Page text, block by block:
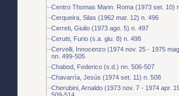
Centro Thomas Mann. Roma (1973 set. 10)
Cerqueira, Silas (1962 mar. 12) n. 496
Cerreti, Giulio (1973 ago. 5) n. 497
Cerutti, Furio (s.a. giu. 8) n. 498
Cervelli, Innocenzo (1974 nov. 25 - 1975
nn. 499-505
Chabod, Federico (s.d.) nn. 506-507
Chavarría, Jesús (1974 set. 11) n. 508
Cherubini, Arnaldo (1973 nov. 7 - 1974 apr.
509-514